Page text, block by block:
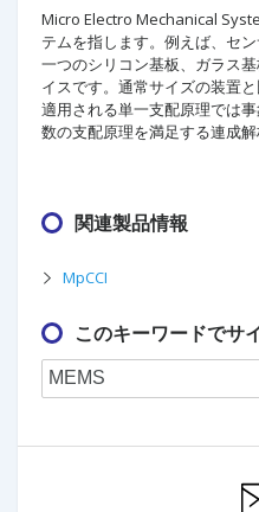
Micro Electro Mechanical
テムを指します。例えば、セ
一つのシリコン基板、ガラス
イスです。通常サイズの装置
適用される単一支配原理では
数の支配原理を満足する連成解
関連製品情報
MpCCI
このキーワードでサ